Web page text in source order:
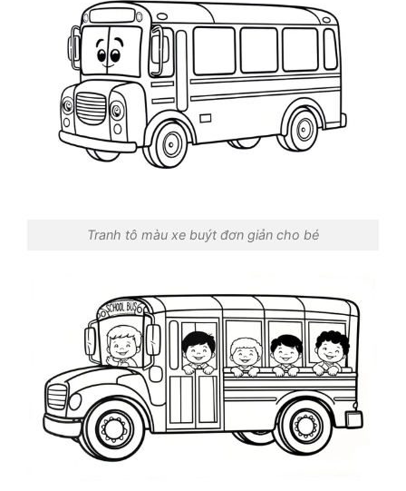
Tranh tô màu xe buýt đơn giản cho bé